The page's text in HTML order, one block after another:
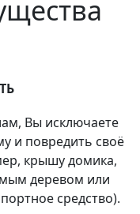
Вы исключаете
и повредить своё
крышу домика,
деревом или
средство).